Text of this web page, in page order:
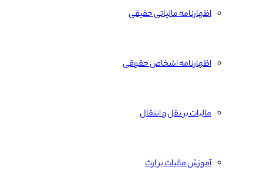
اظهارنامه مالیاتی حقیقی
اظهارنامه اشخاص حقوقی
مالیات بر نقل و انتقال
آموزش مالیات بر ارث